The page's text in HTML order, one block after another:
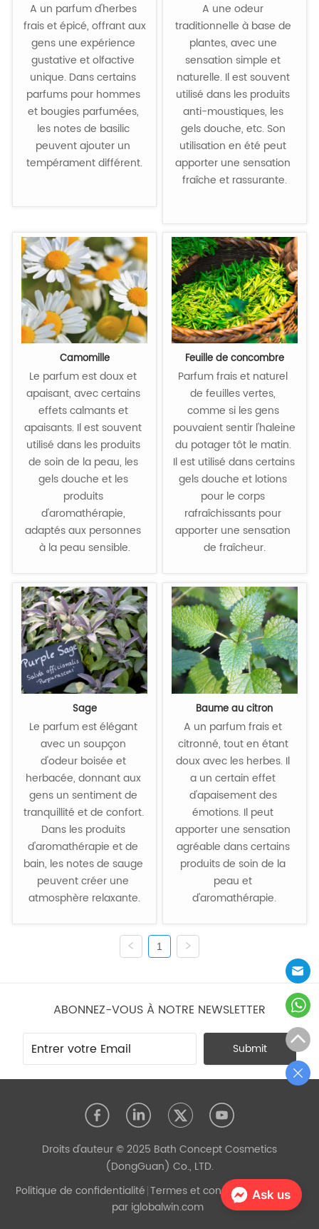
A un parfum d'herbes
frais et épicé, offrant aux
gens une expérience
gustative et olfactive
unique. Dans certains
parfums pour hommes
et bougies parfumées,
les notes de basilic
peuvent ajouter un
tempérament différent.
A une odeur
traditionnelle à base de
plantes, avec une
sensation simple et
naturelle. Il est souvent
utilisé dans les produits
anti-moustiques, les
gels douche, etc. Son
utilisation en été peut
apporter une sensation
fraîche et rassurante.
Camomille
Le parfum est doux et
apaisant, avec certains
effets calmants et
apaisants. Il est souvent
utilisé dans les produits
de soin de la peau, les
gels douche et les
produits
d'aromathérapie,
adaptés aux personnes
à la peau sensible.
Feuille de concombre
Parfum frais et naturel
de feuilles vertes,
comme si les gens
pouvaient sentir l'haleine
du potager tôt le matin.
Il est utilisé dans certains
gels douche et lotions
pour le corps
rafraîchissants pour
apporter une sensation
de fraîcheur.
Sage
Le parfum est élégant
avec un soupçon
d'odeur boisée et
herbacée, donnant aux
gens un sentiment de
tranquillité et de confort.
Dans les produits
d'aromathérapie et de
bain, les notes de sauge
peuvent créer une
atmosphère relaxante.
Baume au citron
A un parfum frais et
citronné, tout en étant
doux avec les herbes. Il
a un certain effet
d'apaisement des
émotions. Il peut
apporter une sensation
agréable dans certains
produits de soin de la
peau et
d'aromathérapie.
1
ABONNEZ-VOUS À NOTRE NEWSLETTER
Submit
Droits d'auteur © 2025 Bath Concept Cosmetics
(DongGuan) Co., LTD.
Politique de confidentialité Termes et conditions
Propulsé
par iglobalwin.com
Ask us